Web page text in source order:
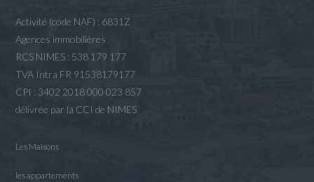
Activité (code NAF) : 6831Z
Agences immobilières
RCS NIMES : 538 179 177
TVA Intra FR 91538179177
CPI : 3402 2018 000 023 857
délivrée par la CCI de NIMES
Les Maisons
les appartements